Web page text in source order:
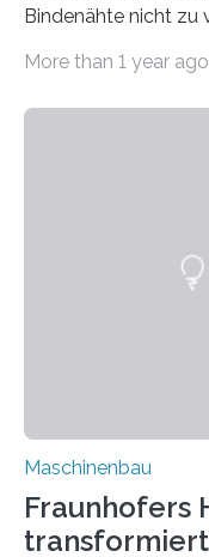
Bindenähte nicht zu
Matrixmaterials eine
Durch den
More than 1 year ago
Maschinenbau
Fraunhofers